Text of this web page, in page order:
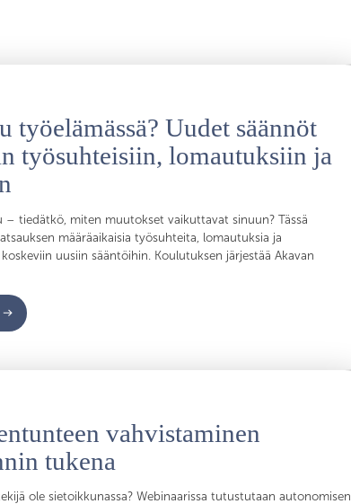
työelämässä? Uudet säännöt
työsuhteisiin, lomautuksiin ja
– tiedätkö, miten muutokset vaikuttavat sinuun? Tässä
määräaikaisia työsuhteita, lomautuksia ja
uusiin sääntöihin. Koulutuksen järjestää Akavan
vahvistaminen
tukena
ole sietoikkunassa? Webinaarissa tutustutaan autonomisen